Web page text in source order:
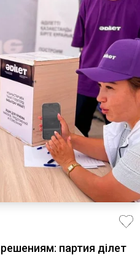
партия Әділет